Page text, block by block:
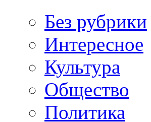
Без рубрики
Интересное
Культура
Общество
Политика